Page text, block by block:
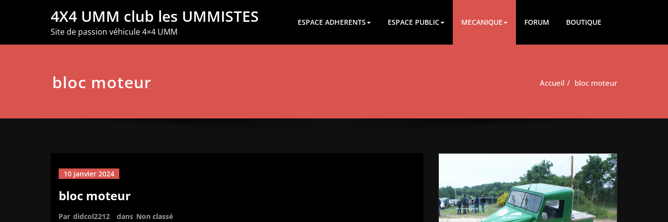
4X4 UMM club les UMMISTES
Site de passion véhicule 4×4 UMM
ESPACE ADHERENTS ESPACE PUBLIC MECANIQUE FORUM BOUTIQUE
bloc moteur Accueil bloc moteur
10 janvier 2024
bloc moteur
Par didcol2212 dans Non classé